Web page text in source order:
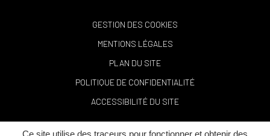
Ce site utilise des traceurs pour fonctionner et obtenir des
GESTION DES COOKIES
MENTIONS LÉGALES
PLAN DU SITE
POLITIQUE DE CONFIDENTIALITÉ
ACCESSIBILITÉ DU SITE